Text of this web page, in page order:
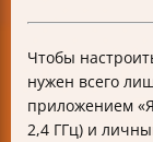
Чтобы
нужен всего
приложением
2,4 ГГц) и